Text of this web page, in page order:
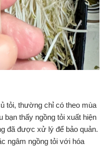
tỏi, thường chỉ có theo mùa
bạn thấy ngồng tỏi xuất hiện
đã được xử lý để bảo quản.
ngâm ngồng tỏi với hóa